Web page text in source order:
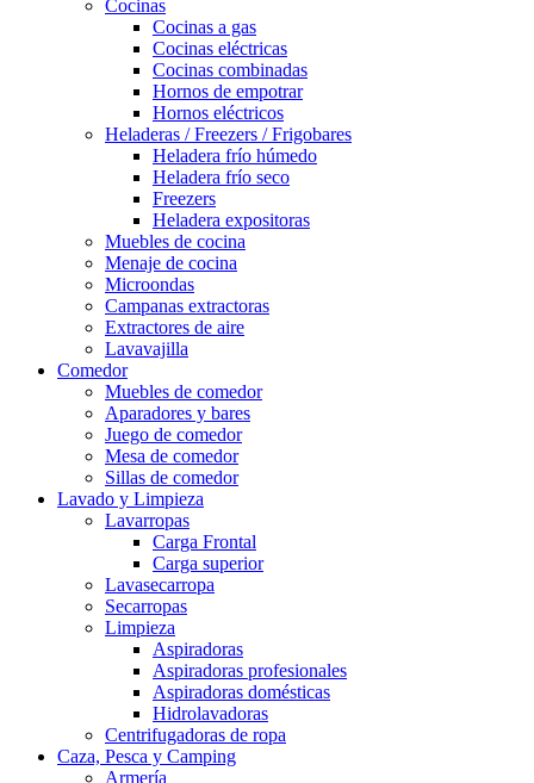
Cocinas
Cocinas a gas
Cocinas eléctricas
Cocinas combinadas
Hornos de empotrar
Hornos eléctricos
Heladeras / Freezers / Frigobares
Heladera frío húmedo
Heladera frío seco
Freezers
Heladera expositoras
Muebles de cocina
Menaje de cocina
Microondas
Campanas extractoras
Extractores de aire
Lavavajilla
Comedor
Muebles de comedor
Aparadores y bares
Juego de comedor
Mesa de comedor
Sillas de comedor
Lavado y Limpieza
Lavarropas
Carga Frontal
Carga superior
Lavasecarropa
Secarropas
Limpieza
Aspiradoras
Aspiradoras profesionales
Aspiradoras domésticas
Hidrolavadoras
Centrifugadoras de ropa
Caza, Pesca y Camping
Armería